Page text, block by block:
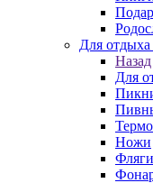
Для отдыха
Назад
Для
Ножи
Фляги